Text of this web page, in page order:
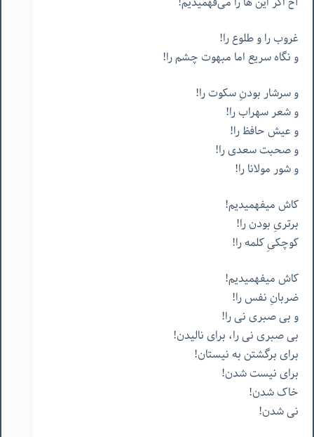
غروب را و طلوع را!
و نگاه سریع اما مبهوت چشم را!
و سرشار بودنِ سکوت را!
و شعر سهراب را!
و عیش حافظ را!
و صحبت سعدی را!
و شور مولانا را!
کاش میفهمیدیم!
برتریِ بودن را!
کوچکیِ کلمه را!
کاش میفهمیدیم!
ضربانِ نفس را!
و بی صبری نی را!
بی صبری نی را، برای نالیدن!
برای برگشتن به نیستان!
برای نیست شدن!
خاک شدن!
نی شدن!